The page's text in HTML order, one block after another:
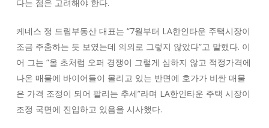
다는 점은 고려해야 한다.
케네스 정 드림부동산 대표는 “7월부터 LA한인타운 주택시장이
조금 주춤하는 듯 보였는데 의외로 그렇지 않았다”고 말했다. 이
어 그는 “올 초처럼 오퍼 경쟁이 그렇게 심하지 않고 적정가격에
나온 매물에 바이어들이 몰리고 있는 반면에 호가가 비싼 매물
은 가격 조정이 되어 팔리는 추세”라며 LA한인타운 주택 시장이
조정 국면에 진입하고 있음을 시사했다.